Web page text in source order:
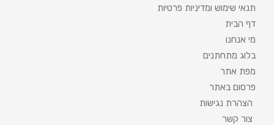
תנאי שימוש ומדיניות פרטיות
דף הבית
מי אנחנו
בלוג מתחתנים
מפת אתר
פרסום באתר
הצהרת נגישות
צור קשר